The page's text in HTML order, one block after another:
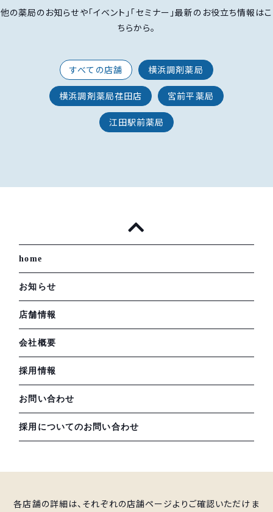
他の薬局のお知らせや「イベント」「セミナー」最新のお役立ち情報はこ
ちらから。
すべての店舗 横浜調剤薬局
横浜調剤薬局荏田店 宮前平薬局
江田駅前薬局
home
お知らせ
店舗情報
会社概要
採用情報
お問い合わせ
採用についてのお問い合わせ
各店舗の詳細は、それぞれの店舗ページよりご確認いただけま